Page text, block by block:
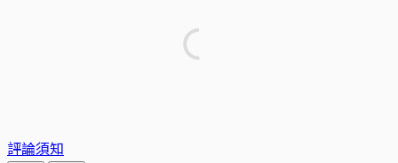
評論須知